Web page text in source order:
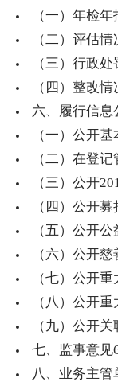
（一）年检
（二）评估情
（三）行政
（四）整改情
六、履行信息
（一）公开
（二）在登
（三）公开
（四）公开
（五）公开
（六）公开
（七）公开
（八）公开
（九）公开
七、监事意见
八、业务主管